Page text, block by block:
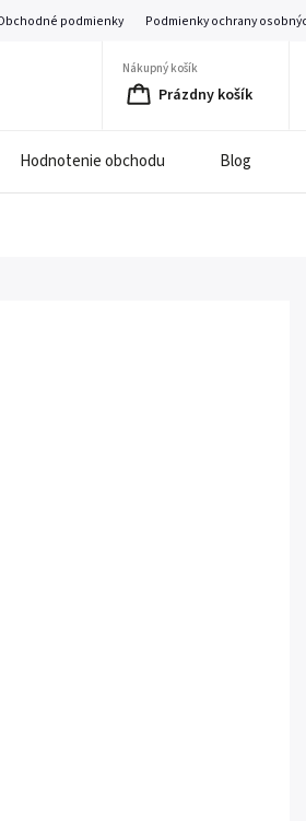
podmienky Podmienky ochrany
Nákupný košík
Prázdny košík
Hodnotenie obchodu Blog